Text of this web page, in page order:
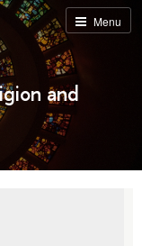
Menu
and